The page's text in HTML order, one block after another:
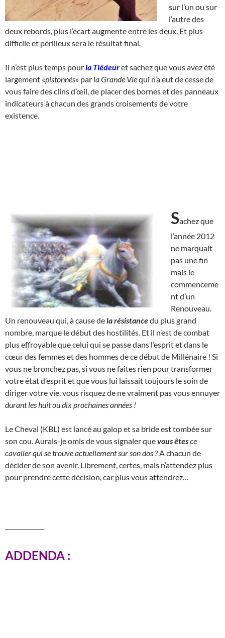
sur l’un ou sur
l’autre des
deux rebords, plus l’écart augmente entre les deux. Et plus
difficile et périlleux sera le résultat final.
Il n’est plus temps pourla Tiédeuret sachez que vous avez été
largement «pistonnés» par la Grande Viequi n’a eut de cesse de
vous faire des clins d’œil, de placer des bornes et des panneaux
indicateurs à chacun des grands croisements de votre
existence.
Sachez que
l’année 2012
ne marquait
pas une fin
mais le
commenceme
nt d’un
Renouveau.
Un renouveau qui, à cause dela résistancedu plus grand
nombre, marque le début des hostilités. Et il n’est de combat
plus effroyable que celui qui se passe dans l’esprit et dans le
cœur des femmes et des hommes de ce début de Millénaire ! Si
vous ne bronchez pas, si vous ne faites rien pour transformer
votre état d’esprit et que vous lui laissait toujours le soin de
diriger votre vie, vous risquez de ne vraiment pas vous ennuyer
durant les huit ou dix prochaines années !
Le Cheval (KBL) est lancé au galop et sa bride est tombée sur
son cou. Aurais-je omis de vous signaler quevous êtesce
cavalier qui se trouve actuellement sur son dos ?A chacun de
décider de son avenir. Librement, certes, mais n’attendez plus
pour prendre cette décision, car plus vous attendrez…
ADDENDA :